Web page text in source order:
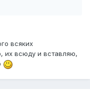
всяких
их всюду и вставляю,